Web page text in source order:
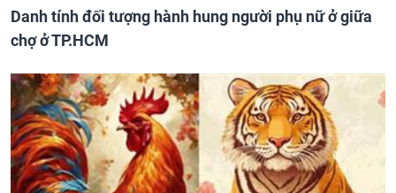
Danh tính đối tượng hành hung người phụ nữ ở giữa
chợ ở TP.HCM